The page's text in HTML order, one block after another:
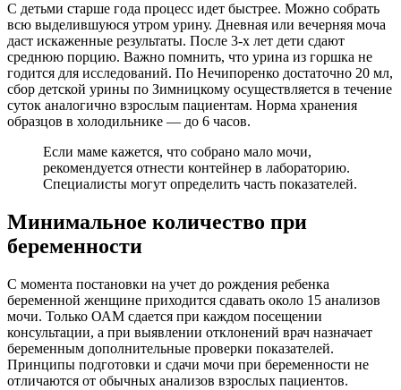
С детьми старше года процесс идет быстрее. Можно собрать
всю выделившуюся утром урину. Дневная или вечерняя моча
даст искаженные результаты. После 3-х лет дети сдают
среднюю порцию. Важно помнить, что урина из горшка не
годится для исследований. По Нечипоренко достаточно 20 мл,
сбор детской урины по Зимницкому осуществляется в течение
суток аналогично взрослым пациентам. Норма хранения
образцов в холодильнике — до 6 часов.
Если маме кажется, что собрано мало мочи,
рекомендуется отнести контейнер в лабораторию.
Специалисты могут определить часть показателей.
Минимальное количество при
беременности
С момента постановки на учет до рождения ребенка
беременной женщине приходится сдавать около 15 анализов
мочи. Только ОАМ сдается при каждом посещении
консультации, а при выявлении отклонений врач назначает
беременным дополнительные проверки показателей.
Принципы подготовки и сдачи мочи при беременности не
отличаются от обычных анализов взрослых пациентов.